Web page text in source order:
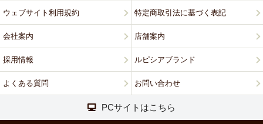
ウェブサイト利用規約 特定商取引法に基づく表記
会社案内 店舗案内
採用情報 ルピシアブランド
よくある質問 お問い合わせ
PCサイトはこちら